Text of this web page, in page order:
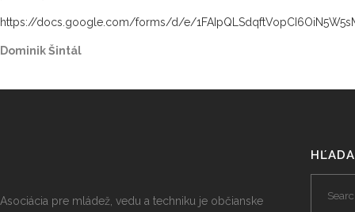
https://docs.google.com/forms/d/e/
Dominik Šintál
Asociácia pre mládež, vedu a techniku je občianske